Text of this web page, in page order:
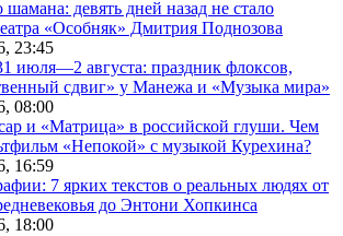
шамана: девять дней назад не стало
«Особняк» Дмитрия Поднозова
23:45
июля—2 августа: праздник флоксов,
сдвиг» у Манежа и «Музыка мира»
08:00
и «Матрица» в российской глуши. Чем
«Непокой» с музыкой Курехина?
16:59
7 ярких текстов о реальных людях от
до Энтони Хопкинса
18:00